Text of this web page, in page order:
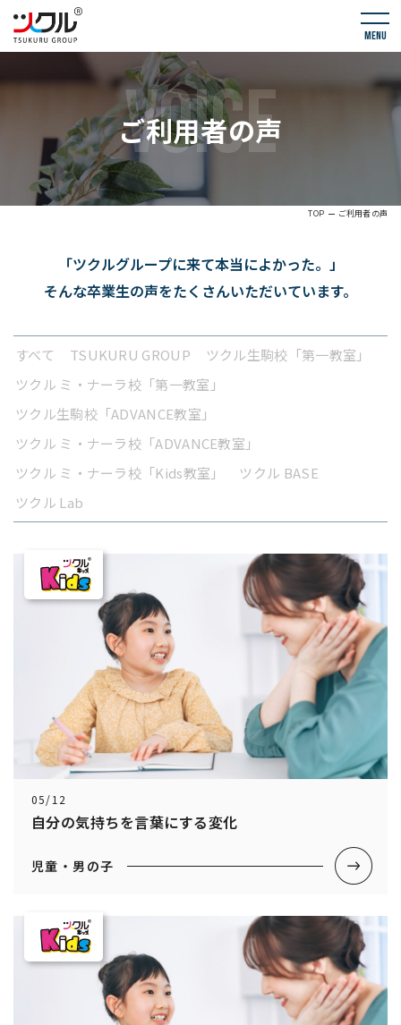
menu
VOICE
ご利用者の声
TOP ご利用者の声
「ツクルグループに来て本当によかった。」
そんな卒業生の声をたくさんいただいています。
すべて TSUKURU GROUP
ツクル生駒校「第一教室」
ツクル ミ・ナーラ校「第一教室」
ツクル生駒校「ADVANCE教室」
ツクル ミ・ナーラ校「ADVANCE教室」
ツクル ミ・ナーラ校「Kids教室」
ツクル BASE
ツクル Lab
05/12
自分の気持ちを言葉にする変化
児童・男の子